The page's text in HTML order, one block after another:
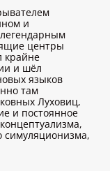
и
центры
крайне
и шёл
языков
там
Луховиц,
и постоянное